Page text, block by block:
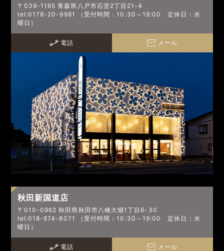
〒039-1165 青森県八戸市石堂2丁目21-4
tel:0178-20-9981 （受付時間：10:30～19:00 定休日：水
曜日）
電話 メール
秋田新国道店
〒010-0962 秋田県秋田市八橋大畑1丁目6-30
tel:018-874-8071 （受付時間：10:30～19:00 定休日：水
曜日）
電話 メール